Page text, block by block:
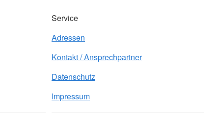
Service
Adressen
Kontakt / Ansprechpartner
Datenschutz
Impressum